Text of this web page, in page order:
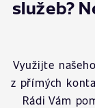
služeb?
Využijte
z přímých
Rádi Vám